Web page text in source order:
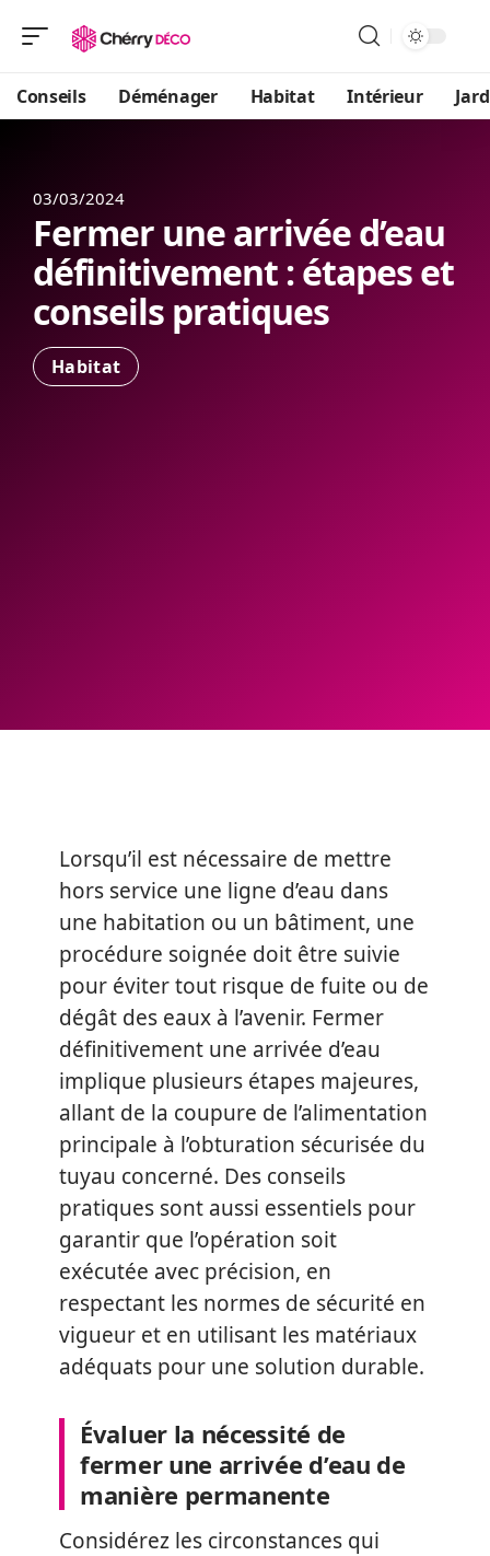
Conseils Déménager Habitat Intérieur
03/03/2024
Fermer une arrivée d’eau
définitivement : étapes et
conseils pratiques
Habitat
Lorsqu’il est nécessaire de mettre
hors service une ligne d’eau dans
une habitation ou un bâtiment, une
procédure soignée doit être suivie
pour éviter tout risque de fuite ou de
dégât des eaux à l’avenir. Fermer
définitivement une arrivée d’eau
implique plusieurs étapes majeures,
allant de la coupure de l’alimentation
principale à l’obturation sécurisée du
tuyau concerné. Des conseils
pratiques sont aussi essentiels pour
garantir que l’opération soit
exécutée avec précision, en
respectant les normes de sécurité en
vigueur et en utilisant les matériaux
adéquats pour une solution durable.
Évaluer la nécessité de
fermer une arrivée d’eau de
manière permanente
Considérez les circonstances qui